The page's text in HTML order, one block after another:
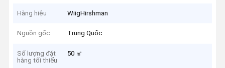
Hàng hiệu WiigHirshman
Nguồn gốc Trung Quốc
Số lượng đặt
hàng tối thiểu
50 ㎡